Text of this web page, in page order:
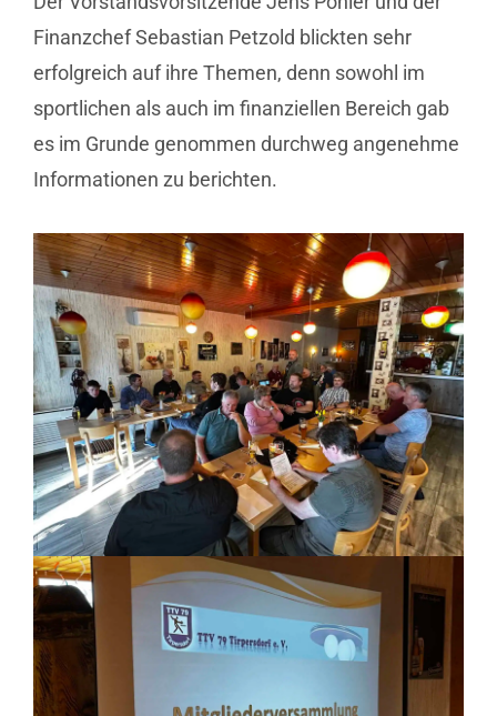
Finanzchef Sebastian Petzold blickten sehr
erfolgreich auf ihre Themen, denn sowohl im
sportlichen als auch im finanziellen Bereich gab
es im Grunde genommen durchweg angenehme
Informationen zu berichten.